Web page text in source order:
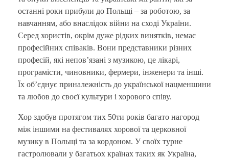
останні роки прибули до Польщі – за роботою, за
навчанням, або внаслідок війни на сході України.
Серед хористів, окрім дуже рідких винятків, немає
професійних співаків. Вони представники різних
професій, які непов’язані з музикою, це лікарі,
програмісти, чиновники, фермери, інженери та інші.
Їх об’єднує приналежність до української нацменшини
та любов до своєї культури і хорового співу.
Хор здобув протягом тих 50ти років багато нагород
між іншими на фестивалях хорової та церковної
музику в Польщі та за кордоном. У своїх турне
гастролювали у багатьох країнах таких як Україна,